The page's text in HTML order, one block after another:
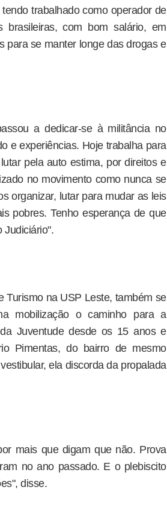
trabalhado como operador de
brasileiras, com bom salário, em
para se manter longe das drogas e
a dedicar-se à militância no
e experiências. Hoje trabalha para
pela auto estima, por direitos e
no movimento como nunca se
organizar, lutar para mudar as leis
pobres. Tenho esperança de que
Judiciário".
Turismo na USP Leste, também se
mobilização o caminho para a
Juventude desde os 15 anos e
Pimentas, do bairro de mesmo
ela discorda da propalada
mais que digam que não. Prova
no ano passado. E o plebiscito
disse.